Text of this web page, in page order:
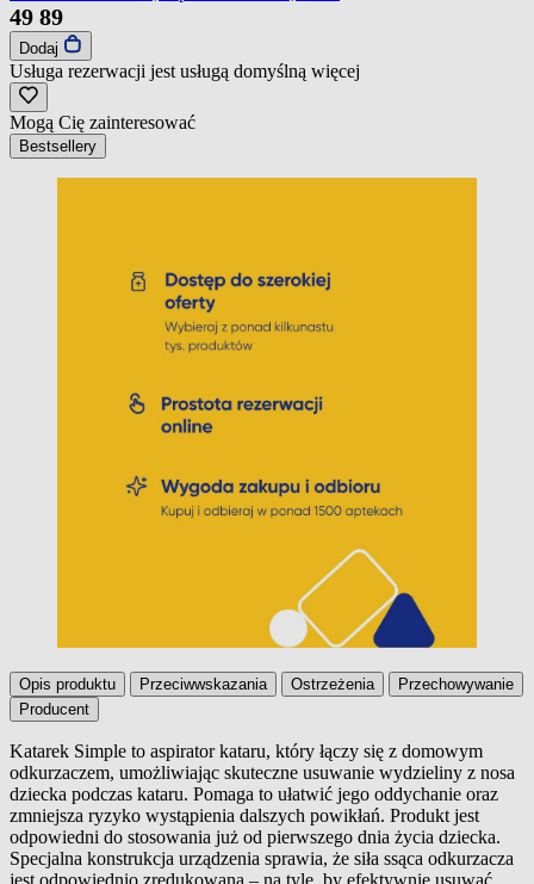
49 89
Dodaj
Usługa rezerwacji jest usługą domyślną więcej
Mogą Cię zainteresować
Bestsellery
Opis produktu Przeciwwskazania Ostrzeżenia
Przechowywanie
Producent
Opis produktu
Katarek Simple to aspirator kataru, który łączy się z domowym
odkurzaczem, umożliwiając skuteczne usuwanie wydzieliny z nosa
dziecka podczas kataru. Pomaga to ułatwić jego oddychanie oraz
zmniejsza ryzyko wystąpienia dalszych powikłań. Produkt jest
odpowiedni do stosowania już od pierwszego dnia życia dziecka.
Specjalna konstrukcja urządzenia sprawia, że siła ssąca odkurzacza
jest odpowiednio zredukowana – na tyle, by efektywnie usuwać